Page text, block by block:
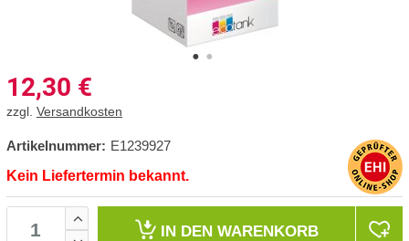
12,30 €
zzgl. Versandkosten
Artikelnummer: E1239927
Kein Liefertermin bekannt.
IN DEN WARENKORB